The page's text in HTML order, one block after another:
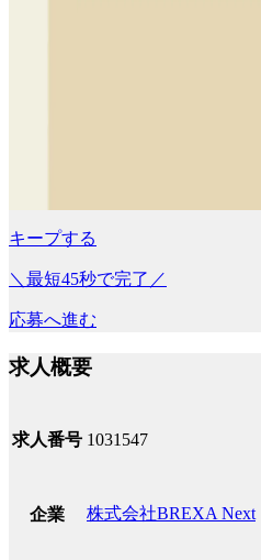
キープする
＼最短45秒で完了／
応募へ進む
求人概要
求人番号 1031547
企業 株式会社BREXA Next